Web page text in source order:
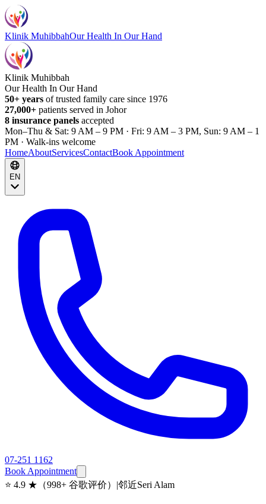
Klinik MuhibbahOur Health In Our Hand
Klinik Muhibbah
Our Health In Our Hand
50+ years of trusted family care since 1976
27,000+ patients served in Johor
8 insurance panels accepted
Mon–Thu & Sat: 9 AM – 9 PM · Fri: 9 AM – 3 PM, Sun: 9 AM – 1
PM · Walk-ins welcome
HomeAboutServicesContactBook Appointment
EN
07-251 1162
Book Appointment
⭐ 4.9 ★（998+ 谷歌评价） |邻近Seri Alam